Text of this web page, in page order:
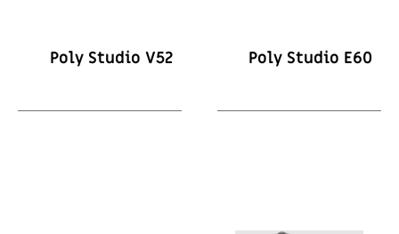
Poly Studio E60
Poly Studio V52